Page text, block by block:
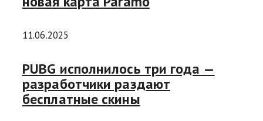
11.06.2025
PUBG исполнилось три года —
разработчики раздают
бесплатные скины